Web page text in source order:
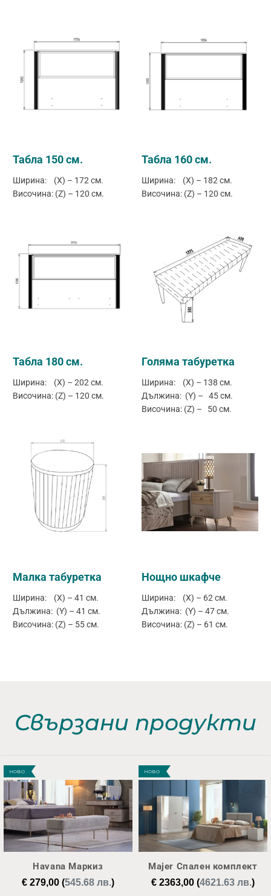
Табла 150 см.
Ширина: (X) – 172 см.
Височина: (Z) – 120 см.
Табла 160 см.
Ширина: (X) – 182 см.
Височина: (Z) – 120 см.
Табла 180 см.
Ширина: (X) – 202 см.
Височина: (Z) – 120 см.
Голяма табуретка
Ширина: (X) – 138 см.
Дължина: (Y) – 45 см.
Височина: (Z) – 50 см.
Малка табуретка
Ширина: (X) – 41 см.
Дължина: (Y) – 41 см.
Височина: (Z) – 55 см.
Нощно шкафче
Ширина: (X) – 62 см.
Дължина: (Y) – 47 см.
Височина: (Z) – 61 см.
Свързани продукти
НОВО
Havana Маркиз
€ 279,00 (545.68 лв.)
НОВО
Majer Спален комплект
€2363,00(4621.63 лв.)